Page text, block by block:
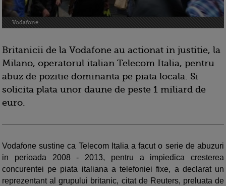
Vodafone
Britanicii de la Vodafone au actionat in justitie, la
Milano, operatorul italian Telecom Italia, pentru
abuz de pozitie dominanta pe piata locala. Si
solicita plata unor daune de peste 1 miliard de
euro.
Vodafone sustine ca Telecom Italia a facut o serie de abuzuri
in perioada 2008 - 2013, pentru a impiedica cresterea
concurentei pe piata italiana a telefoniei fixe, a declarat un
reprezentant al grupului britanic, citat de Reuters, preluata de